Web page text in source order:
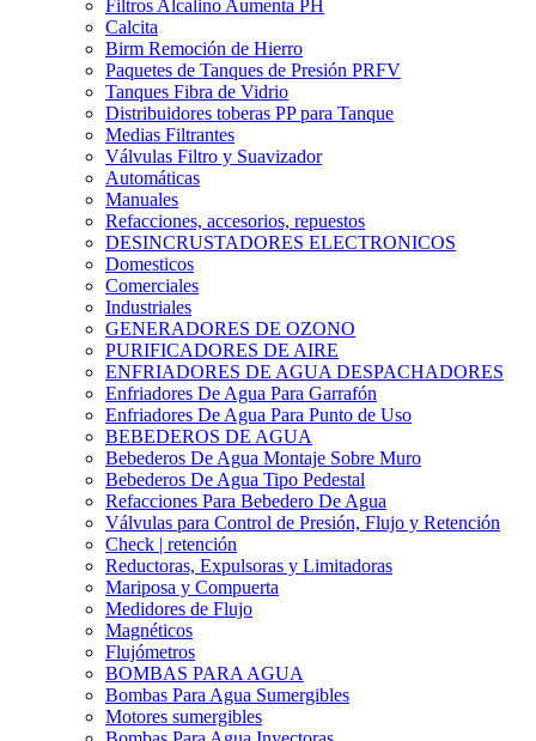
Filtros Alcalino Aumenta PH
Calcita
Birm Remoción de Hierro
Paquetes de Tanques de Presión PRFV
Tanques Fibra de Vidrio
Distribuidores toberas PP para Tanque
Medias Filtrantes
Válvulas Filtro y Suavizador
Automáticas
Manuales
Refacciones, accesorios, repuestos
DESINCRUSTADORES ELECTRONICOS
Domesticos
Comerciales
Industriales
GENERADORES DE OZONO
PURIFICADORES DE AIRE
ENFRIADORES DE AGUA DESPACHADORES
Enfriadores De Agua Para Garrafón
Enfriadores De Agua Para Punto de Uso
BEBEDEROS DE AGUA
Bebederos De Agua Montaje Sobre Muro
Bebederos De Agua Tipo Pedestal
Refacciones Para Bebedero De Agua
Válvulas para Control de Presión, Flujo y Retención
Check | retención
Reductoras, Expulsoras y Limitadoras
Mariposa y Compuerta
Medidores de Flujo
Magnéticos
Flujómetros
BOMBAS PARA AGUA
Bombas Para Agua Sumergibles
Motores sumergibles